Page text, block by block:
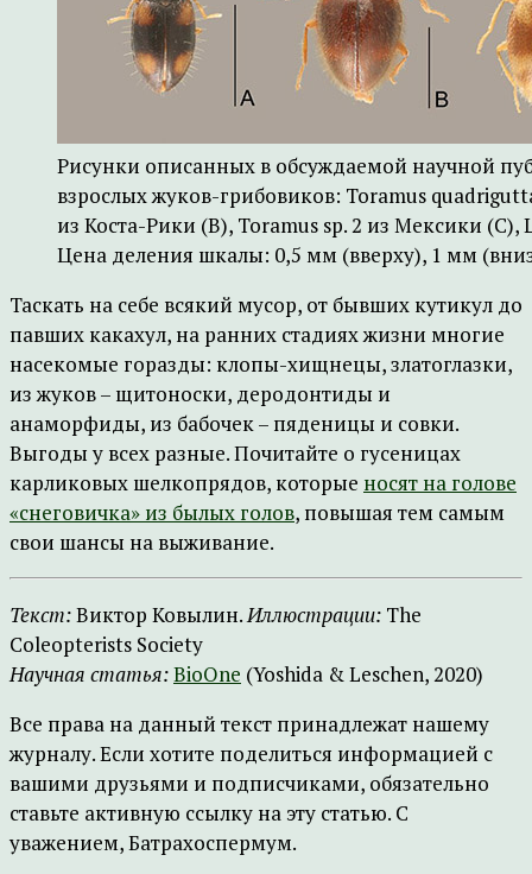
Рисунки описанных в обсуждаемой научной
взрослых жуков-грибовиков: Toramus
из Коста-Рики (B), Toramus sp. 2 из Мексики (С),
Цена деления шкалы: 0,5 мм (вверху), 1 мм
Таскать на себе всякий мусор, от бывших кутикул до
павших какахул, на ранних стадиях жизни многие
насекомые горазды: клопы-хищнецы, златоглазки,
из жуков – щитоноски, деродонтиды и
анаморфиды, из бабочек – пяденицы и совки.
Выгоды у всех разные. Почитайте о гусеницах
карликовых шелкопрядов, которые носят на голове
«снеговичка» из былых голов, повышая тем самым
свои шансы на выживание.
Текст:Виктор Ковылин.Иллюстрации: The
Coleopterists Society
Научная статья:BioOne (Yoshida & Leschen, 2020)
Все права на данный текст принадлежат нашему
журналу. Если хотите поделиться информацией с
вашими друзьями и подписчиками, обязательно
ставьте активную ссылку на эту статью. С
уважением, Батрахоспермум.